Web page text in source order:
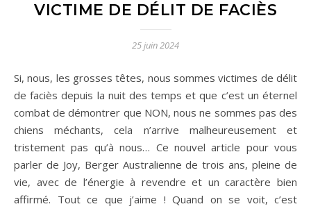
VICTIME DE DÉLIT DE FACIÈS
25 juin 2024
Si, nous, les grosses têtes, nous sommes victimes de délit
de faciès depuis la nuit des temps et que c’est un éternel
combat de démontrer que NON, nous ne sommes pas des
chiens méchants, cela n’arrive malheureusement et
tristement pas qu’à nous… Ce nouvel article pour vous
parler de Joy, Berger Australienne de trois ans, pleine de
vie, avec de l’énergie à revendre et un caractère bien
affirmé. Tout ce que j’aime ! Quand on se voit, c’est